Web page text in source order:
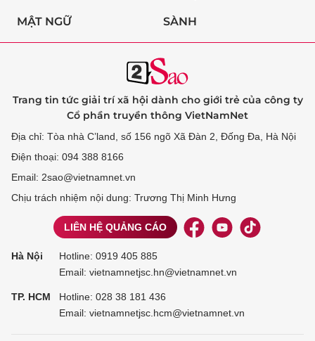
MẬT NGỮ SÀNH
Trang tin tức giải trí xã hội dành cho giới trẻ của công ty
Cổ phần truyền thông VietNamNet
Địa chỉ: Tòa nhà C’land, số 156 ngõ Xã Đàn 2, Đống Đa, Hà Nội
Điện thoại: 094 388 8166
Email: 2sao@vietnamnet.vn
Chịu trách nhiệm nội dung: Trương Thị Minh Hưng
LIÊN HỆ QUẢNG CÁO
Hà Nội Hotline: 0919 405 885
Email: vietnamnetjsc.hn@vietnamnet.vn
TP. HCM Hotline: 028 38 181 436
Email: vietnamnetjsc.hcm@vietnamnet.vn